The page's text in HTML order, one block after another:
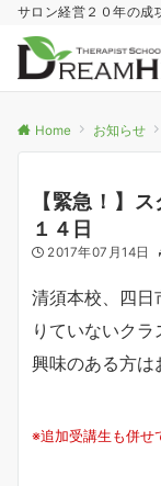
サロン経営２０年の成
Home お知らせ
【緊急！】
１４日
2017年07月14日
清須本校、四日
りていないクラ
興味のある方は
※追加受講生も併せ